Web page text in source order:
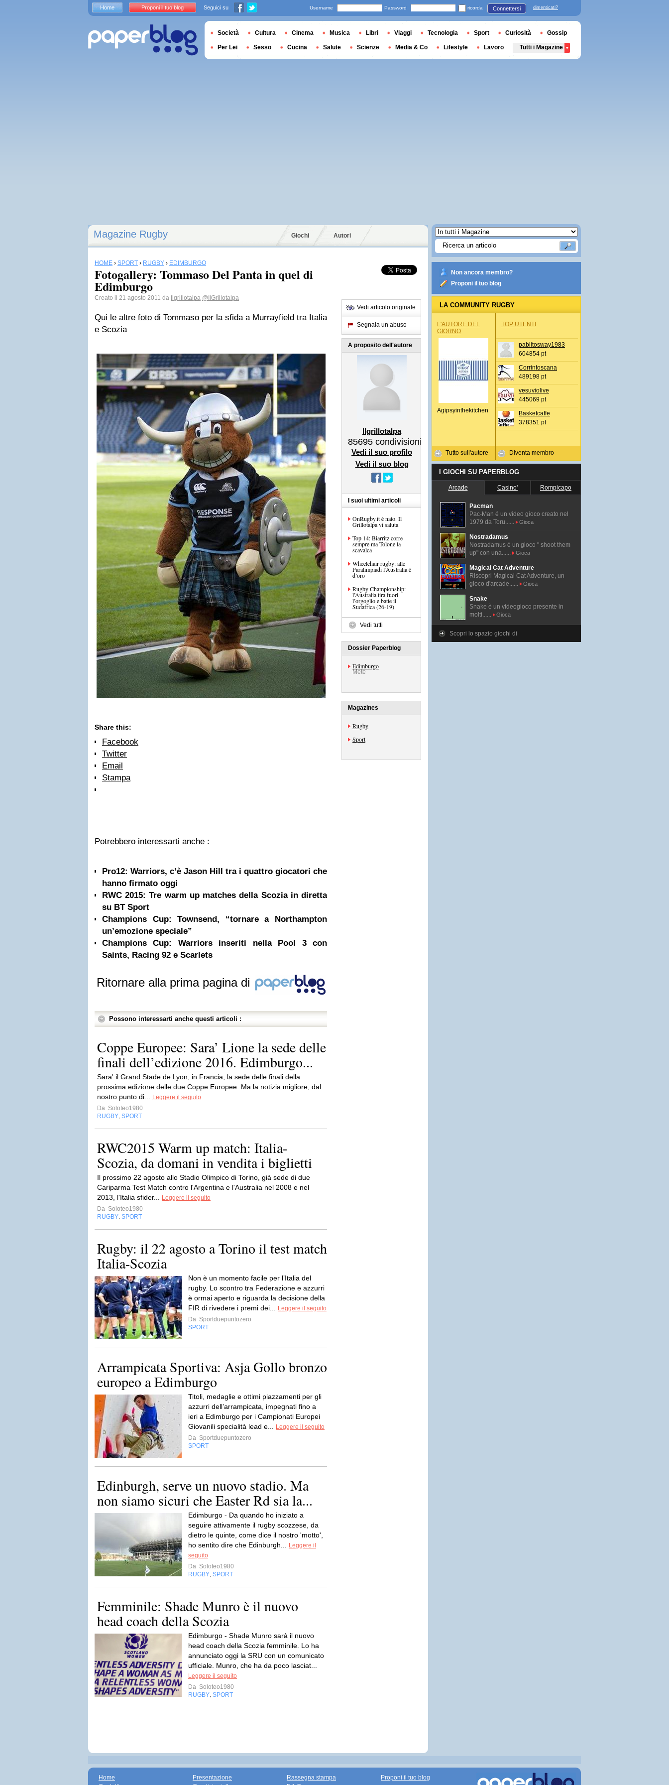
Magazine Rugby Giochi Autori
HOME › SPORT › RUGBY › EDIMBURGO
Fotogallery: Tommaso Del Panta in quel di
Edimburgo
Creato il 21 agosto 2011 da Ilgrillotalpa @IlGrillotalpa
Qui le altre foto di Tommaso per la sfida a Murrayfield tra Italia
e Scozia
Share this:
Facebook
Twitter
Email
Stampa
Potrebbero interessarti anche :
Pro12: Warriors, c’è Jason Hill tra i quattro giocatori che
hanno firmato oggi
RWC 2015: Tre warm up matches della Scozia in diretta
su BT Sport
Champions Cup: Townsend, “tornare a Northampton
un’emozione speciale”
Champions Cup: Warriors inseriti nella Pool 3 con
Saints, Racing 92 e Scarlets
Ritornare alla prima pagina di
Possono interessarti anche questi articoli :
Coppe Europee: Sara’ Lione la sede delle
finali dell’edizione 2016. Edimburgo...
Sara' il Grand Stade de Lyon, in Francia, la sede delle finali della
prossima edizione delle due Coppe Europee. Ma la notizia migliore, dal
nostro punto di...
Leggere il seguito
Da Soloteo1980
RUGBY SPORT
RWC2015 Warm up match: Italia-
Scozia, da domani in vendita i biglietti
Il prossimo 22 agosto allo Stadio Olimpico di Torino, già sede di due
Cariparma Test Match contro l'Argentina e l'Australia nel 2008 e nel
2013, l'Italia sfider...
Leggere il seguito
Da Soloteo1980
RUGBY SPORT
Rugby: il 22 agosto a Torino il test match
Italia-Scozia
Non è un momento facile per l’Italia del
rugby. Lo scontro tra Federazione e azzurri
è ormai aperto e riguarda la decisione della
FIR di rivedere i premi dei...
Leggere il seguito
Da Sportduepuntozero
SPORT
Arrampicata Sportiva: Asja Gollo bronzo
europeo a Edimburgo
Titoli, medaglie e ottimi piazzamenti per gli
azzurri dell’arrampicata, impegnati fino a
ieri a Edimburgo per i Campionati Europei
Giovanili specialità lead e...
Leggere il seguito
Da Sportduepuntozero
SPORT
Edinburgh, serve un nuovo stadio. Ma
non siamo sicuri che Easter Rd sia la...
Edimburgo - Da quando ho iniziato a
seguire attivamente il rugby scozzese, da
dietro le quinte, come dice il nostro 'motto',
ho sentito dire che Edinburgh...
Leggere il
seguito
Da Soloteo1980
RUGBY SPORT
Femminile: Shade Munro è il nuovo
head coach della Scozia
Edimburgo - Shade Munro sarà il nuovo
head coach della Scozia femminile. Lo ha
annunciato oggi la SRU con un comunicato
ufficiale. Munro, che ha da poco lasciat...
Leggere il seguito
Da Soloteo1980
RUGBY SPORT
Vedi articolo originale
Segnala un abuso
A proposito dell'autore
Ilgrillotalpa
85695 condivisioni
Vedi il suo profilo
Vedi il suo blog
I suoi ultimi articoli
OnRugby.it è nato. Il
Grillotalpa vi saluta
Top 14: Biarritz corre
sempre ma Tolone la
scavalca
Wheelchair rugby: alle
Paralimpiadi l’Australia è
d’oro
Rugby Championship:
l’Australia tira fuori
l’orgoglio e batte il
Sudafrica (26-19)
Vedi tutti
Dossier Paperblog
Edimburgo
Mete
Magazines
Rugby
Sport
Non ancora membro?
Proponi il tuo blog
LA COMMUNITY RUGBY
L'AUTORE DEL
GIORNO
Agipsyinthekitchen
Tutto sull'autore
TOP UTENTI
pablitosway1983
604854 pt
Corrintoscana
489198 pt
vesuviolive
445069 pt
Basketcaffe
378351 pt
Diventa membro
I GIOCHI SU PAPERBLOG
Arcade Casino' Rompicapo
Pacman
Pac-Man é un video gioco creato nel
1979 da Toru......
Gioca
Nostradamus
Nostradamus è un gioco " shoot them
up" con una......
Gioca
Magical Cat Adventure
Riscopri Magical Cat Adventure, un
gioco d'arcade......
Gioca
Snake
Snake è un videogioco presente in
molti......
Gioca
Scopri lo spazio giochi di
Home Proponi il tuo blog Seguici su Username Password ricorda Connettersi dimenticati?
Società Cultura Cinema Musica Libri Viaggi Tecnologia Sport Curiosità Gossip
Per Lei Sesso Cucina Salute Scienze Media & Co Lifestyle Lavoro Tutti i Magazine
Home
Presentazione
Rassegna stampa
Proponi il tuo blog